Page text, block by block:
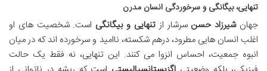
تنهایی، بیگانگی و سرخوردگی انسان مدرن
جهانشیرزاد حسن سرشار ازتنهایی و بیگانگی است. شخصیت های او
اغلب انسان هایی مطرود، درهم شکسته، ناامید و سرخورده اند که در میان
انبوه جمعیت، احساس انزوا می کنند. این تنهایی، نه فقط یک حالت